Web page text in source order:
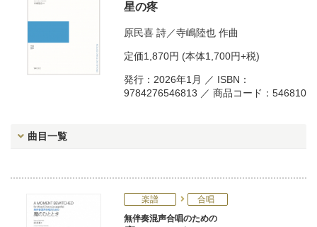
星の疼
原民喜 詩／寺嶋陸也 作曲
定価1,870円 (本体1,700円+税)
発行：2026年1月 ／ ISBN：
9784276546813 ／ 商品コード：546810
曲目一覧
楽譜
合唱
無伴奏混声合唱のための